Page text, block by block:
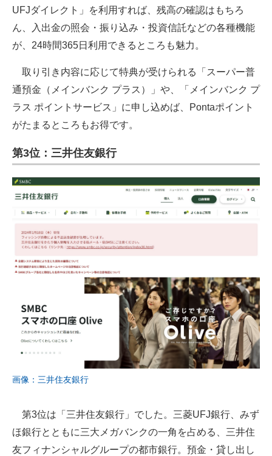
UFJダイレクト」を利用すれば、残高の確認はもちろ
ん、入出金の照会・振り込み・投資信託などの各種機能
が、24時間365日利用できるところも魅力。
取り引き内容に応じて特典が受けられる「スーパー普
通預金（メインバンク プラス）」や、「メインバンク プ
ラス ポイントサービス」に申し込めば、Pontaポイント
がたまるところもお得です。
第3位：三井住友銀行
画像：三井住友銀行
第3位は「三井住友銀行」でした。三菱UFJ銀行、みず
ほ銀行とともに三大メガバンクの一角を占める、三井住
友フィナンシャルグループの都市銀行。預金・貸し出し